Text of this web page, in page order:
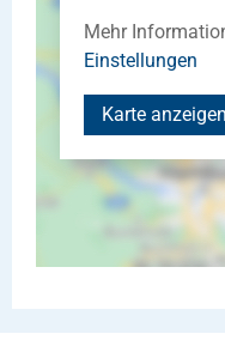
Mehr
Einstellungen
Karte anzeigen